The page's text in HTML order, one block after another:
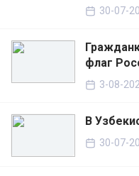
30-07-
флаг
3-08-
В
30-07-